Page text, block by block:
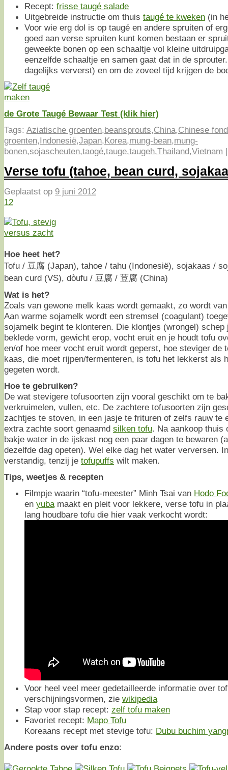
Recept: frisse taugé salade
Uitgebreide instructie om thuis taugé te kweken (in
Voor wie erg dol is op taugé en andere spruiten of
goed aan verse spruiten kunt komen bestaan er
geweekte bonen op een schaaltje vol kleine
eenzelfde schaaltje en samen gaat dat in de
dagelijks ververst) en om de zoveel tijd krijgen de
de Grote Taugé Bewaar Test (klik hier)
Tags: Aziatische groenten,beansprouts,China,Chinese
groenten,Indonesië,Japan,Korea,mung-bean,mung-
bonen,sojascheuten,taogé,tauge,taugeh,Thailand,Vietnam
Verse tofu (tahoe, bean curd,
Geplaatst op 9 juni 2012
12
Hoe heet het?
Tofu / 豆腐 (Japan), tahoe / tahu (Indonesië), sojakaas /
bean curd (VS), dòufu / 豆腐 / 荳腐 (China)
Wat is het?
Zoals van gewone melk kaas wordt gemaakt, zo wordt
Aan warme sojamelk wordt een stremsel (coagulant)
sojamelk begint te klonteren. Die klontjes (wrongel) schep
beklede vorm, gewicht erop, vocht eruit en je houdt tofu
en/of hoe meer vocht eruit wordt geperst, hoe steviger de
kaas, die moet rijpen/fermenteren, is tofu het lekkerst als
gegeten wordt.
Hoe te gebruiken?
De wat stevigere tofusoorten zijn vooral geschikt om te
verkruimelen, vullen, etc. De zachtere tofusoorten zijn
zachtjes te stoven, in een jasje te frituren of zelfs rauw te
extra zachte soort genaamd silken tofu. Na aankoop thuis
bakje water in de ijskast nog een paar dagen te bewaren
dezelfde dag opeten). Wel elke dag het water verversen.
verstandig, tenzij je tofupuffs wilt maken.
Tips, weetjes & recepten
Filmpje waarin “tofu-meester” Minh Tsai van Hodo
en yuba maakt en pleit voor lekkere, verse tofu in
lang houdbare tofu die hier vaak verkocht wordt:
Voor heel veel meer gedetailleerde informatie over
verschijningsvormen, zie wikipedia
Stap voor stap recept: zelf tofu maken
Favoriet recept: Mapo Tofu
Koreaans recept met stevige tofu: Dubu buchim
Andere posts over tofu enzo: